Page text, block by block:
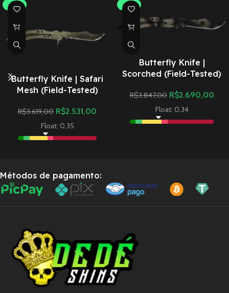
-30%
Butterfly Knife | Safari
Mesh (Field-Tested)
R$3.619,00 R$2.531,00
Float: 0.35
-30%
Butterfly Knife |
Scorched (Field-Tested)
R$3.847,00 R$2.690,00
Float: 0.34
Métodos de pagamento: